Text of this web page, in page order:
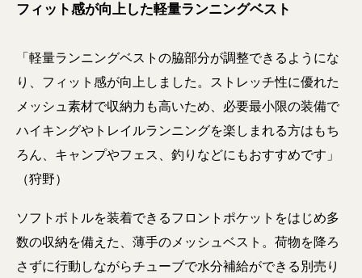
フィット感が向上した軽量ランニングベスト
「軽量ランニングベストの脇部分が調整できるようにな
り、フィット感が向上しました。ストレッチ性に優れた
メッシュ素材で収納力も高いため、必要最小限の装備で
ハイキングやトレイルランニングを楽しまれる方はもち
ろん、キャンプやフェス、釣りなどにもおすすめです」
（狩野）
ソフトボトルを装着できるフロントポケットをはじめ多
数の収納を備えた、薄手のメッシュベスト。荷物を降ろ
さずに行動しながらチューブで水分補給ができる別売り